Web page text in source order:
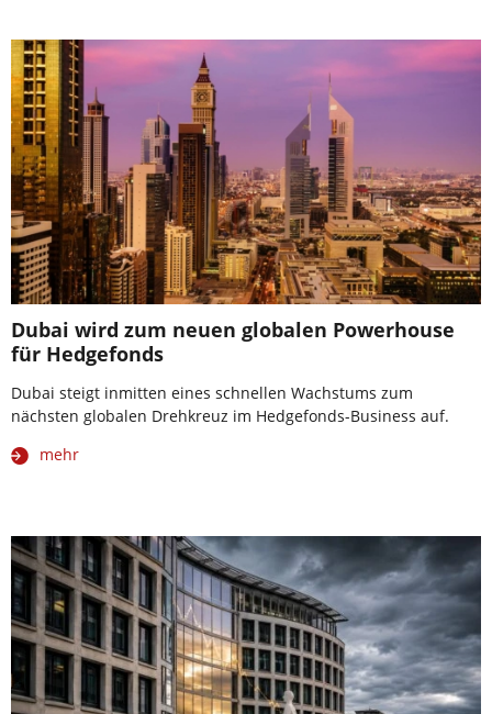
Dubai wird zum neuen globalen Powerhouse
für Hedgefonds
Dubai steigt inmitten eines schnellen Wachstums zum
nächsten globalen Drehkreuz im Hedgefonds-Business auf.
mehr